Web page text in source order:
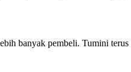
banyak pembeli. Tumini terus